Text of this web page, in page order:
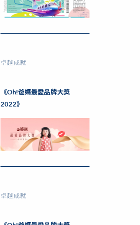
卓越成就
《Oh!爸媽最愛品牌大獎
2022》
卓越成就